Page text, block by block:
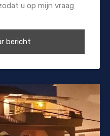
u op mijn vraag
bericht